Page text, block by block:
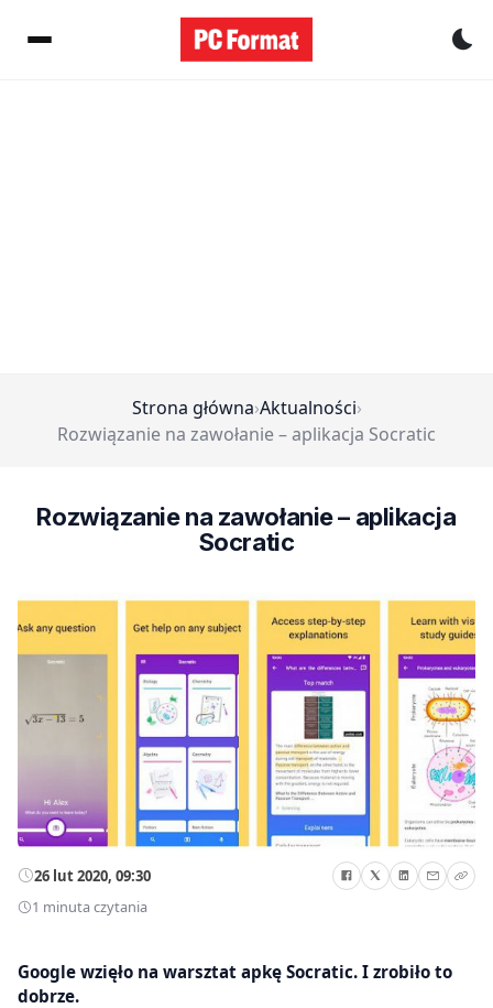
Strona główna›Aktualności›
Rozwiązanie na zawołanie – aplikacja Socratic
Rozwiązanie na zawołanie – aplikacja
Socratic
26 lut 2020, 09:30
1 minuta czytania
Google wzięło na warsztat apkę Socratic. I zrobiło to
dobrze.